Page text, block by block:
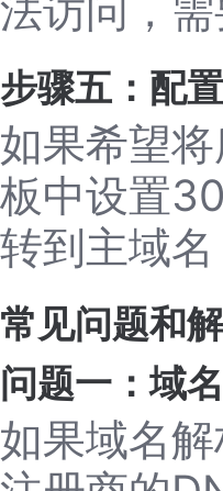
法访问，
步骤五：配
如果希望
板中设置
转到主域
常见问题和
问题一：域
如果域名